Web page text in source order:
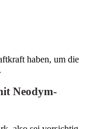
haben, um die
Neodym-